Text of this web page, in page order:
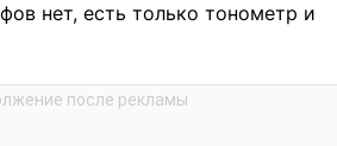
нет, есть только тонометр и